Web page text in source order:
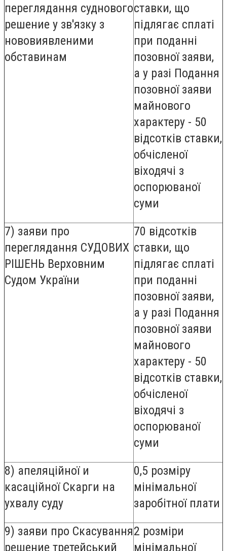
переглядання суднового
решение у зв'язку з
нововиявленими
обставинам
ставки, що
підлягає сплаті
при поданні
позовної заяви,
а у разі Подання
позовної заяви
майнового
характеру - 50
відсотків ставки,
обчісленої
віходячі з
оспорюваної
суми
7) заяви про
переглядання СУДОВИХ
РІШЕНЬ Верховним
Судом України
70 відсотків
ставки, що
підлягає сплаті
при поданні
позовної заяви,
а у разі Подання
позовної заяви
майнового
характеру - 50
відсотків ставки,
обчісленої
віходячі з
оспорюваної
суми
8) апеляційної и
касаційної Скарги на
ухвалу суду
0,5 розміру
мінімальної
заробітної плати
9) заяви про Скасування
решение третейський
2 розміри
мінімальної